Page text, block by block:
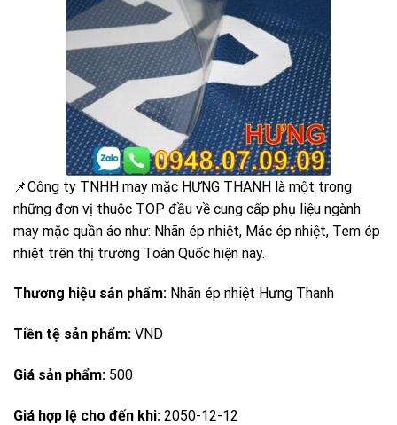
📌Công ty TNHH may mặc HƯNG THANH là một trong
những đơn vị thuộc TOP đầu về cung cấp phụ liệu ngành
may mặc quần áo như: Nhãn ép nhiệt, Mác ép nhiệt, Tem ép
nhiệt trên thị trường Toàn Quốc hiện nay.
Thương hiệu sản phẩm: Nhãn ép nhiệt Hưng Thanh
Tiền tệ sản phẩm: VND
Giá sản phẩm: 500
Giá hợp lệ cho đến khi: 2050-12-12